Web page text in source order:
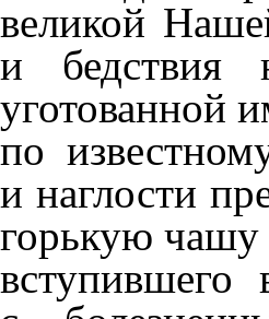
великой
и бедствия
уготованной
по
и наглости
горькую чашу